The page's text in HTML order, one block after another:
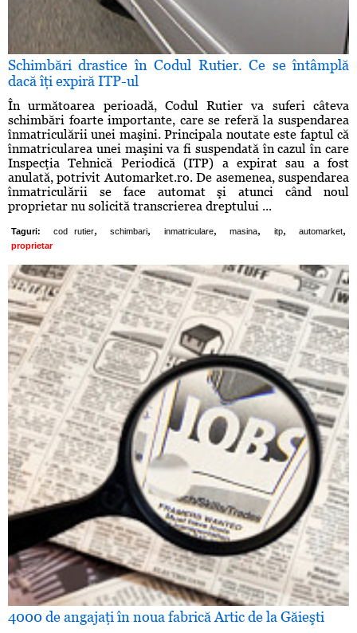
Schimbări drastice în Codul Rutier. Ce se întâmplă
dacă îţi expiră ITP-ul
În următoarea perioadă, Codul Rutier va suferi câteva
schimbări foarte importante, care se referă la suspendarea
înmatriculării unei maşini. Principala noutate este faptul că
înmatricularea unei maşini va fi suspendată în cazul în care
Inspecţia Tehnică Periodică (ITP) a expirat sau a fost
anulată, potrivit Automarket.ro. De asemenea, suspendarea
înmatriculării se face automat şi atunci când noul
proprietar nu solicită transcrierea dreptului ...
Taguri: cod rutier, schimbari, inmatriculare, masina, itp, automarket,
proprietar
4000 de angajaţi în noua fabrică Artic de la Găieşti